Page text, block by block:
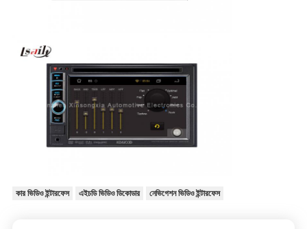
কার ভিডিও ইন্টারফেস এইচডি ভিডিও ডিকোডার নেভিগেশন ভিডিও ইন্টারফেস